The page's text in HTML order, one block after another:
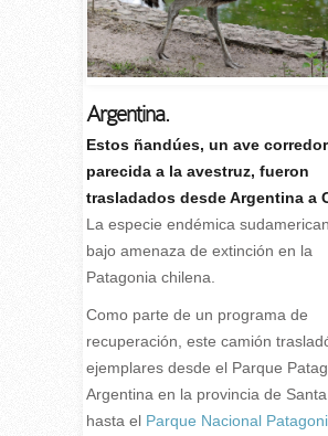
Argentina.
Estos ñandúes, un ave
parecida a la avestruz, fueron
trasladados desde Argentina a
La especie endémica
bajo amenaza de extinción en la
Patagonia chilena.
Como parte de un programa de
recuperación, este camión
ejemplares desde el Parque
Argentina en la provincia de
hasta el Parque Nacional